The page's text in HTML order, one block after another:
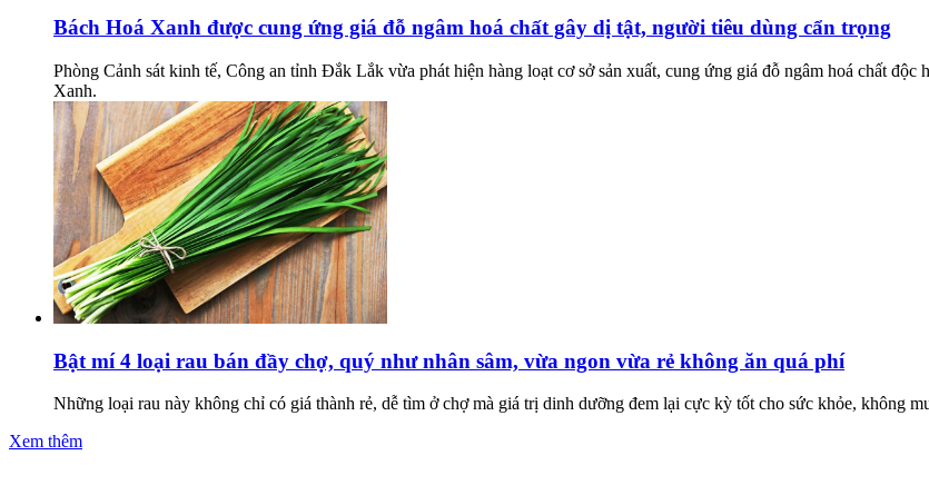
Bách Hoá Xanh được cung ứng giá đỗ ngâm hoá chất gây dị tật, người tiêu dùng cẩn trọng
Phòng Cảnh sát kinh tế, Công an tỉnh Đắk Lắk vừa phát hiện hàng loạt cơ sở sản xuất, cung ứng giá đỗ ngâm hoá chất
Xanh.
Bật mí 4 loại rau bán đầy chợ, quý như nhân sâm, vừa ngon vừa rẻ không ăn quá phí
Những loại rau này không chỉ có giá thành rẻ, dễ tìm ở chợ mà giá trị dinh dưỡng đem lại cực kỳ tốt cho sức khỏe, không
Xem thêm